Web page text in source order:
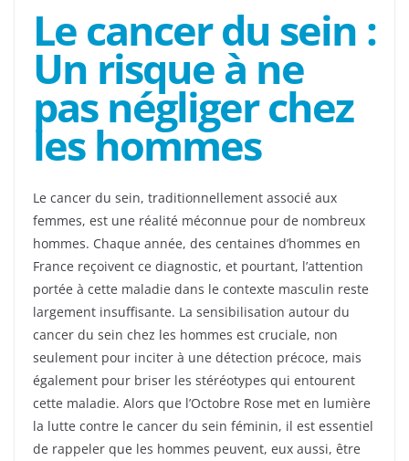
Le cancer du sein :
Un risque à ne
pas négliger chez
les hommes
Le cancer du sein, traditionnellement associé aux
femmes, est une réalité méconnue pour de nombreux
hommes. Chaque année, des centaines d’hommes en
France reçoivent ce diagnostic, et pourtant, l’attention
portée à cette maladie dans le contexte masculin reste
largement insuffisante. La sensibilisation autour du
cancer du sein chez les hommes est cruciale, non
seulement pour inciter à une détection précoce, mais
également pour briser les stéréotypes qui entourent
cette maladie. Alors que l’Octobre Rose met en lumière
la lutte contre le cancer du sein féminin, il est essentiel
de rappeler que les hommes peuvent, eux aussi, être